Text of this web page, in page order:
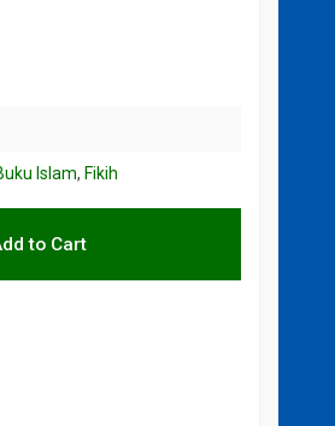
Islam, Fikih
to Cart